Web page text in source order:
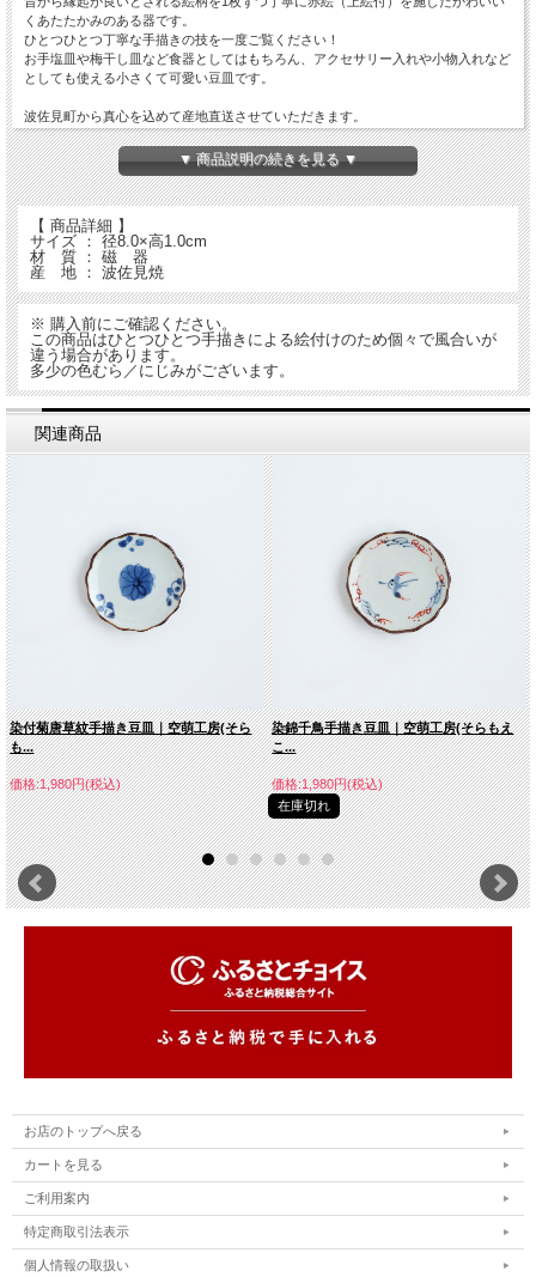
くあたたかみのある器です。
ひとつひとつ丁寧な手描きの技を一度ご覧ください！
お手塩皿や梅干し皿など食器としてはもちろん、アクセサリー入れや小物入れなど
としても使える小さくて可愛い豆皿です。
波佐見町から真心を込めて産地直送させていただきます。
▼ 商品説明の続きを見る ▼
【 商品詳細 】
サイズ ： 径8.0×高1.0cm
材 質 ： 磁 器
産 地 ： 波佐見焼
※ 購入前にご確認ください。
この商品はひとつひとつ手描きによる絵付けのため個々で風合いが
違う場合があります。
多少の色むら／にじみがございます。
関連商品
染付菊唐草紋手描き豆皿｜空萌工房(そら
も...
価格:1,980円(税込)
染錦千鳥手描き豆皿｜空萌工房(そらもえ
こ...
価格:1,980円(税込)
在庫切れ
お店のトップへ戻る
カートを見る
ご利用案内
特定商取引法表示
個人情報の取扱い